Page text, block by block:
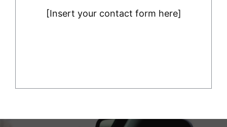
[Insert your contact form here]